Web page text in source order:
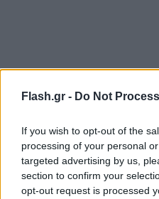
Flash.gr - Do Not
If you wish to opt-out of the
processing of your personal
targeted advertising by us,
section to confirm your
opt-out request is processed